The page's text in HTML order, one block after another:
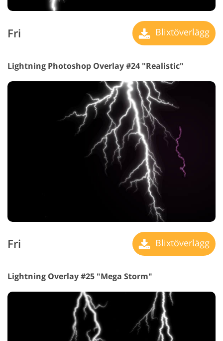
Fri Blixtöverlägg
Lightning Photoshop Overlay #24 "Realistic"
Fri Blixtöverlägg
Lightning Overlay #25 "Mega Storm"